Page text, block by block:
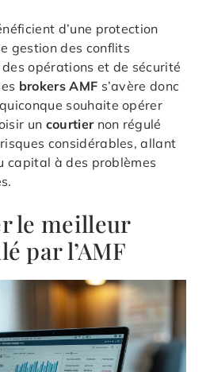
d’une protection
gestion des conflits
opérations et de sécurité
brokers AMF s’avère donc
souhaite opérer
un courtiernon régulé
considérables, allant
capital à des problèmes
le meilleur
par l’AMF